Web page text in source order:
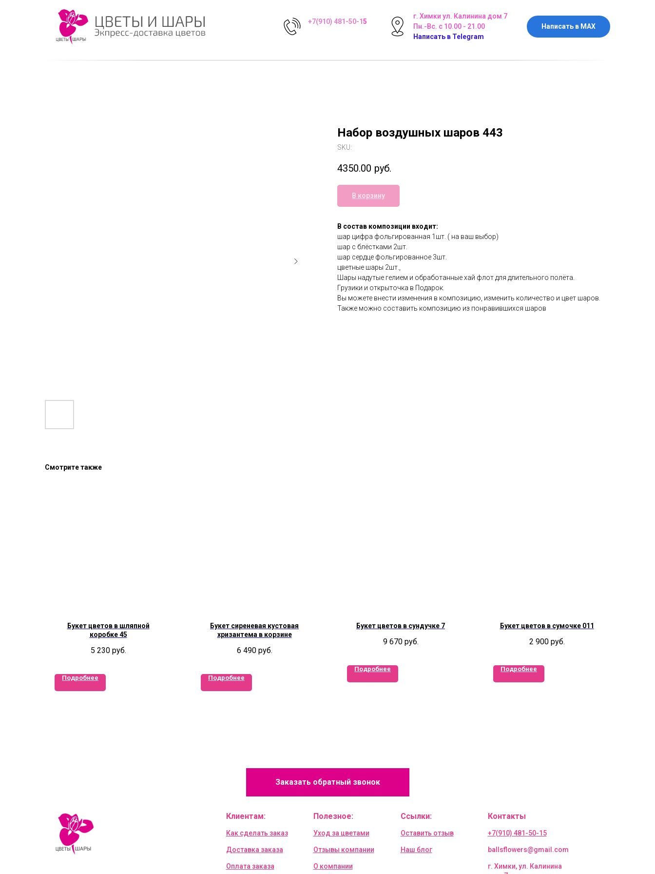
+7(910) 481-50-15
г. Химки ул. Калинина дом 7
Пн.-Вс. с 10.00 - 21.00
Написать в Telegram
Написать в MAX
Набор воздушных шаров 443
SKU:
4350.00 руб.
В корзину
В состав композиции входит:
шар цифра фольгированная 1шт. ( на ваш выбор)
шар с блёстками 2шт.
шар сердце фольгированное 3шт.
цветные шары 2шт.,
Шары надутые гелием и обработанные хай флот для длительного полёта.
Грузики и открыточка в Подарок.
Вы можете внести изменения в композицию, изменить количество и цвет шаров.
Также можно составить композицию из понравившихся шаров
Смотрите также
Букет цветов в шляпной
коробке 45
5 230 руб.
Подробнее
Букет сиреневая кустовая
хризантема в корзине
6 490 руб.
Подробнее
Букет цветов в сундучке 7
9 670 руб.
Подробнее
Букет цветов в сумочке 011
2 900 руб.
Подробнее
Заказать обратный звонок
Клиентам:
Как сделать заказ
Доставка заказа
Оплата заказа
Полезное:
Уход за цветами
Отзывы компании
О компании
Ссылки:
Оставить отзыв
Наш блог
Контакты
+7(910) 481-50-15
ballsflowers@gmail.com
г. Химки, ул. Калинина